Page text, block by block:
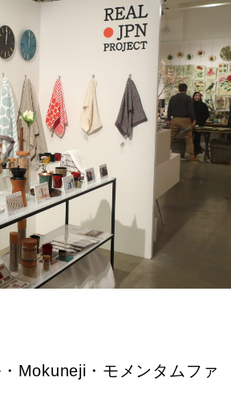
2024.03.31
ケットにてオリジナル菰樽展開
2024.01.04
ター』東京インターナショナル・ギ
フト・ショー春2025に出展しました
2025.02.14
2024.10.25
回アルミ染色×エコキュート
2025.04.01
Mokuneji・モメンタムファ